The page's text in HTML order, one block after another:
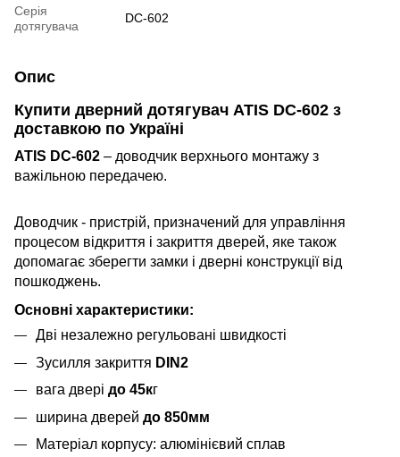
Серія
дотягувача
DC-602
Опис
Купити дверний дотягувач ATIS DC-602 з
доставкою по Україні
ATIS DC-602 – доводчик верхнього монтажу з
важільною передачею.
Доводчик - пристрій, призначений для управління
процесом відкриття і закриття дверей, яке також
допомагає зберегти замки і дверні конструкції від
пошкоджень.
Основні характеристики:
Дві незалежно регульовані швидкості
Зусилля закриття DIN2
вага двері до 45кг
ширина дверей до 850мм
Матеріал корпусу: алюмінієвий сплав